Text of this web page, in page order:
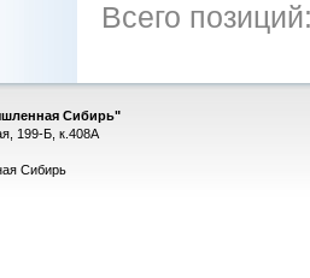
Всего
Сибирь"
199-Б, к.408А
Сибирь